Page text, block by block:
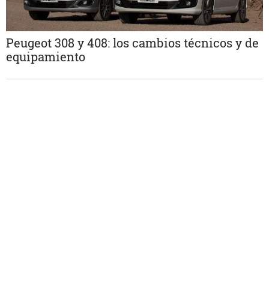
Peugeot 308 y 408: los cambios técnicos y de
equipamiento